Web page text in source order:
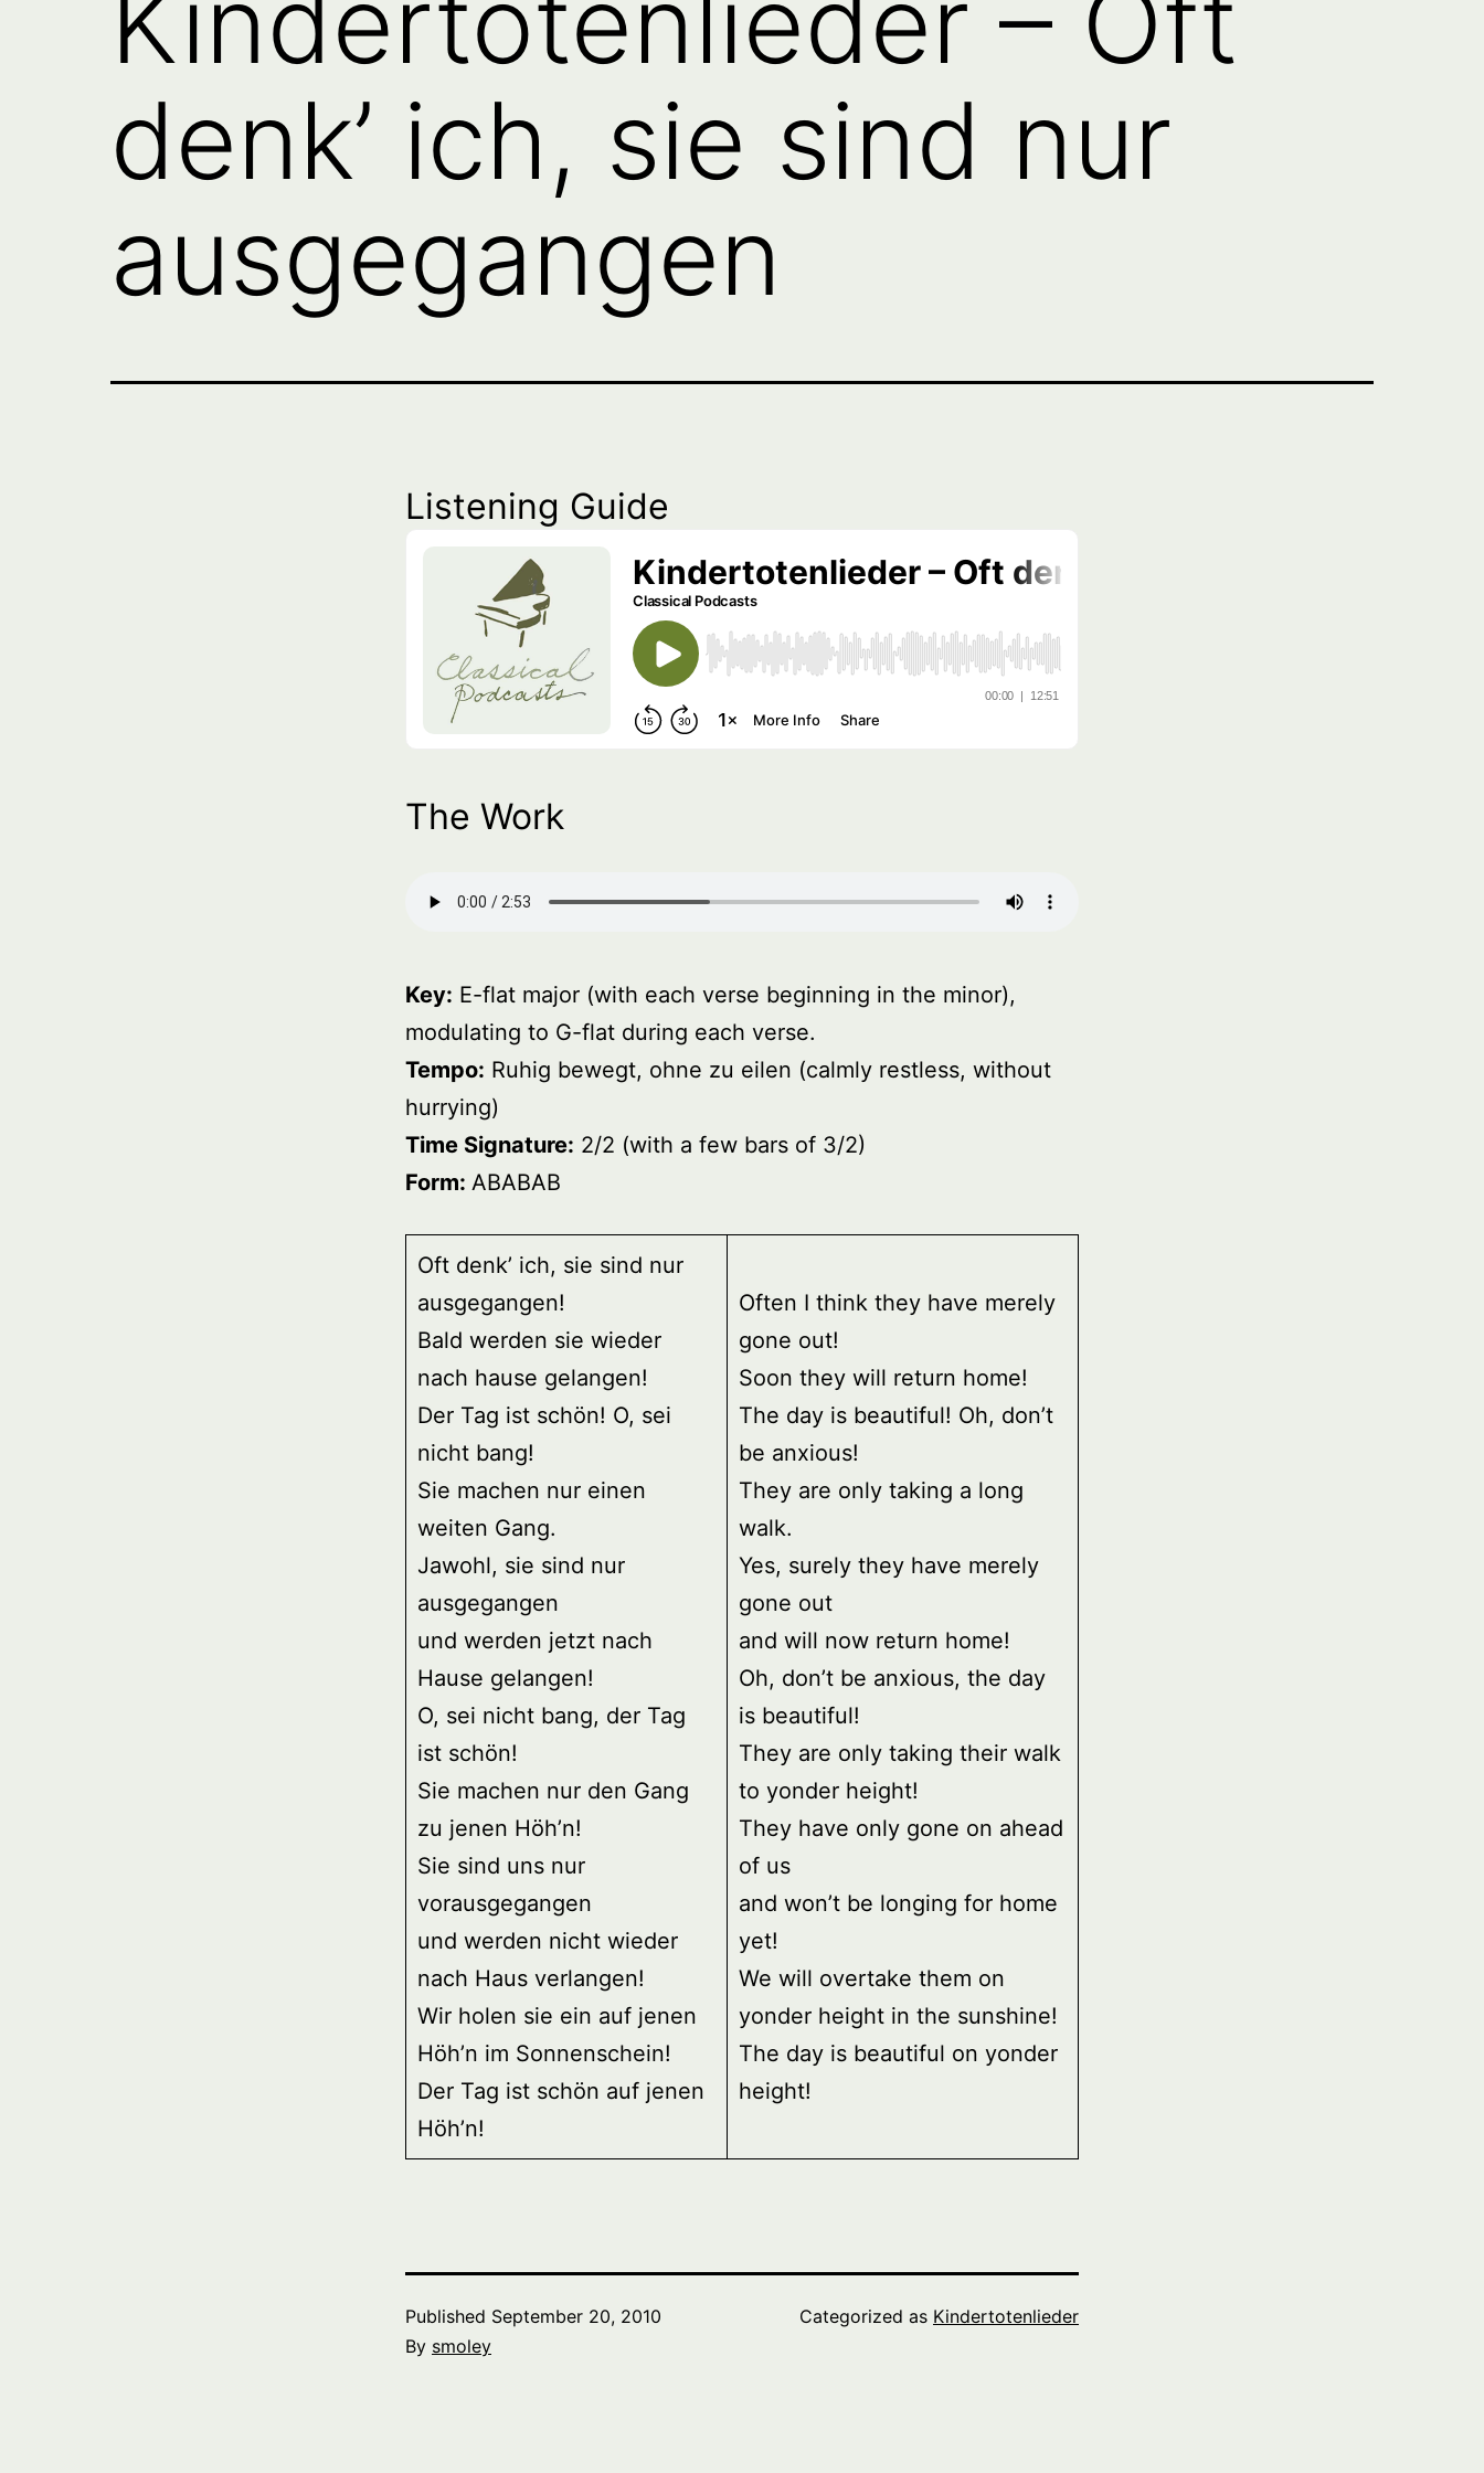
denk’ ich, sie sind nur
ausgegangen
Listening Guide
The Work
Key: E-flat major (with each verse beginning in the minor),
modulating to G-flat during each verse.
Tempo: Ruhig bewegt, ohne zu eilen (calmly restless, without
hurrying)
Time Signature: 2/2 (with a few bars of 3/2)
Form: ABABAB
Oft denk’ ich, sie sind nur
ausgegangen!
Bald werden sie wieder
nach hause gelangen!
Der Tag ist schön! O, sei
nicht bang!
Sie machen nur einen
weiten Gang.
Jawohl, sie sind nur
ausgegangen
und werden jetzt nach
Hause gelangen!
O, sei nicht bang, der Tag
ist schön!
Sie machen nur den Gang
zu jenen Höh’n!
Sie sind uns nur
vorausgegangen
und werden nicht wieder
nach Haus verlangen!
Wir holen sie ein auf jenen
Höh’n im Sonnenschein!
Der Tag ist schön auf jenen
Höh’n!
Often I think they have merely
gone out!
Soon they will return home!
The day is beautiful! Oh, don’t
be anxious!
They are only taking a long
walk.
Yes, surely they have merely
gone out
and will now return home!
Oh, don’t be anxious, the day
is beautiful!
They are only taking their walk
to yonder height!
They have only gone on ahead
of us
and won’t be longing for home
yet!
We will overtake them on
yonder height in the sunshine!
The day is beautiful on yonder
height!
Published September 20, 2010
By smoley
Categorized as Kindertotenlieder